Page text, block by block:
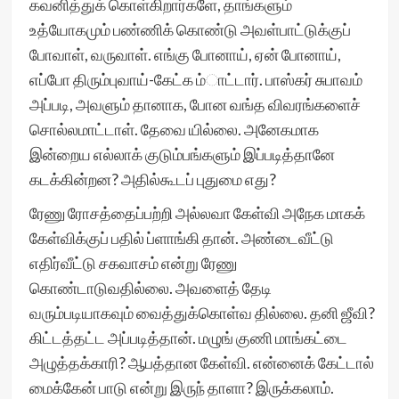
கவனித்துக் கொள்கிறார்களே, தாங்களும்
உத்யோகமும் பண்ணிக் கொண்டு அவள்பாட்டுக்குப்
போவாள், வருவாள். எங்கு போனாய், ஏன் போனாய்,
எப்போ திரும்புவாய்-கேட்க ம்ாட்டார். பாஸ்கர் சுபாவம்
அப்படி, அவளும் தானாக, போன வங்த விவரங்களைச்
சொல்லமாட்டாள். தேவை யில்லை. அனேகமாக
இன்றைய எல்லாக் குடும்பங்களும் இப்படித்தானே
கடக்கின்றன? அதில்கூடப் புதுமை எது?
ரேணு ரோசத்தைப்பற்றி அல்லவா கேள்வி அநேக மாகக்
கேள்விக்குப் பதில் ப்ளாங்கி தான். அண்டைவீட்டு
எதிர்வீட்டு சகவாசம் என்று ரேணு
கொண்டாடுவதில்லை. அவளைத் தேடி
வரும்படியாகவும் வைத்துக்கொள்வ தில்லை. தனி ஜீவி?
கிட்டத்தட்ட அப்படித்தான். மழுங் குணி மாங்கட்டை
அழுத்தக்காரி? ஆபத்தான கேள்வி. என்னைக் கேட்டால்
மைக்கேன் பாடு என்று இருந் தாளா? இருக்கலாம்.